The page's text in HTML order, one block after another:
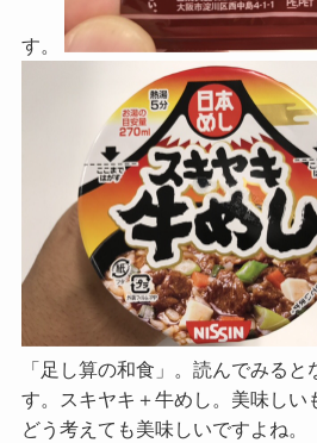
す。
「足し算の和食」。読んでみると
す。スキヤキ＋牛めし。美味しい
どう考えても美味しいですよね。